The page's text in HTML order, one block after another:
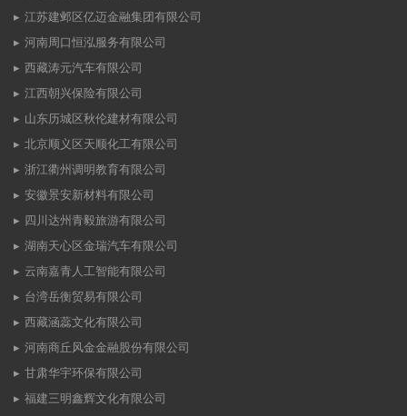
江苏建邺区亿迈金融集团有限公司
河南周口恒泓服务有限公司
西藏涛元汽车有限公司
江西朝兴保险有限公司
山东历城区秋伦建材有限公司
北京顺义区天顺化工有限公司
浙江衢州调明教育有限公司
安徽景安新材料有限公司
四川达州青毅旅游有限公司
湖南天心区金瑞汽车有限公司
云南嘉青人工智能有限公司
台湾岳衡贸易有限公司
西藏涵蕊文化有限公司
河南商丘风金金融股份有限公司
甘肃华宇环保有限公司
福建三明鑫辉文化有限公司